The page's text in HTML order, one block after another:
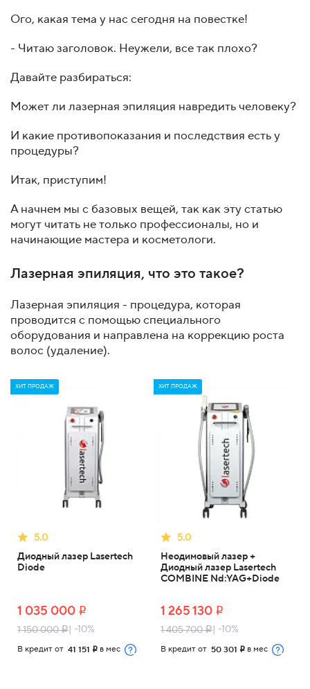
Ого, какая тема у нас сегодня на повестке!
- Читаю заголовок. Неужели, все так плохо?
Давайте разбираться:
Может ли лазерная эпиляция навредить человеку?
И какие противопоказания и последствия есть у
процедуры?
Итак, приступим!
А начнем мы с базовых вещей, так как эту статью
могут читать не только профессионалы, но и
начинающие мастера и косметологи.
Лазерная эпиляция, что это такое?
Лазерная эпиляция - процедура, которая
проводится с помощью специального
оборудования и направлена на коррекцию роста
волос (удаление).
ХИТ ПРОДАЖ
5.0
Диодный лазер Lasertech
Diode
1 035 000 i
1 150 000i | -10%
В кредит от 41 151 i в мес
ХИТ ПРОДАЖ
5.0
Неодимовый лазер +
Диодный лазер Lasertech
COMBINE Nd:YAG+Diode
1 265 130 i
1 405 700i | -10%
В кредит от 50 301 i в мес